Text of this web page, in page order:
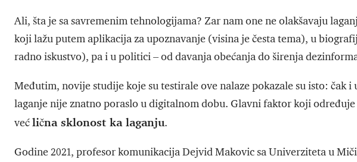
Ali, šta je sa savremenim tehnologijama? Zar nam one ne olakšavaju
koji lažu putem aplikacija za upoznavanje (visina je česta tema), u
radno iskustvo), pa i u politici – od davanja obećanja do širenja
Međutim, novije studije koje su testirale ove nalaze pokazale su isto: čak i
laganje nije znatno poraslo u digitalnom dobu. Glavni faktor koji
većlična sklonost ka laganju.
Godine 2021, profesor komunikacija Dejvid Makovic sa Univerziteta u